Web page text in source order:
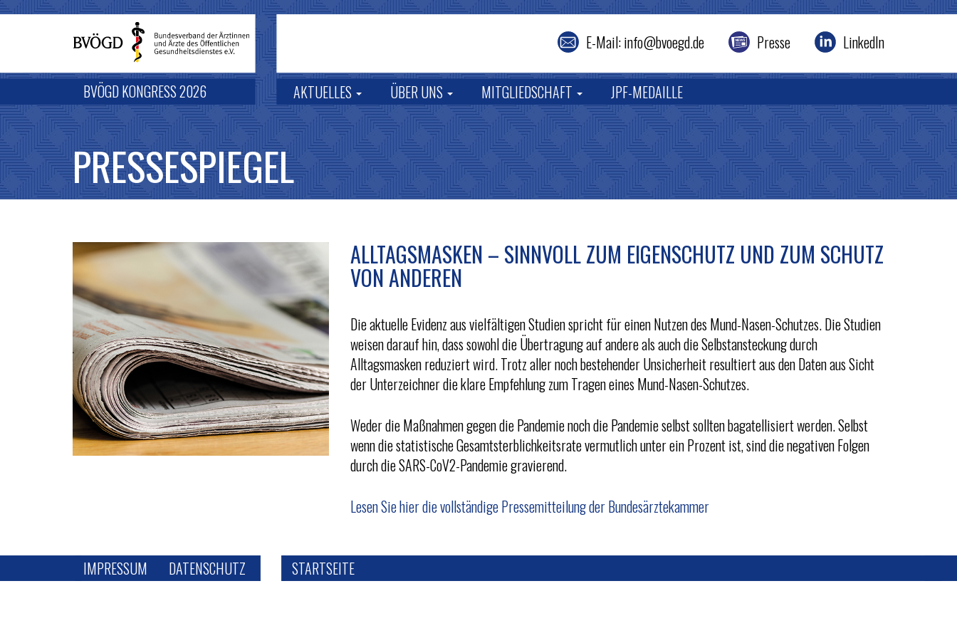
E-Mail: info@bvoegd.de Presse LinkedIn
BVÖGD KONGRESS 2026 AKTUELLES ÜBER UNS MITGLIEDSCHAFT JPF-MEDAILLE
PRESSESPIEGEL
ALLTAGSMASKEN – SINNVOLL ZUM EIGENSCHUTZ UND ZUM SCHUTZ
VON ANDEREN
Die aktuelle Evidenz aus vielfältigen Studien spricht für einen Nutzen des Mund-Nasen-Schutzes. Die Studien
weisen darauf hin, dass sowohl die Übertragung auf andere als auch die Selbstansteckung durch
Alltagsmasken reduziert wird. Trotz aller noch bestehender Unsicherheit resultiert aus den Daten aus Sicht
der Unterzeichner die klare Empfehlung zum Tragen eines Mund-Nasen-Schutzes.
Weder die Maßnahmen gegen die Pandemie noch die Pandemie selbst sollten bagatellisiert werden. Selbst
wenn die statistische Gesamtsterblichkeitsrate vermutlich unter ein Prozent ist, sind die negativen Folgen
durch die SARS-CoV2-Pandemie gravierend.
Lesen Sie hier die vollständige Pressemitteilung der Bundesärztekammer
IMPRESSUM DATENSCHUTZ STARTSEITE